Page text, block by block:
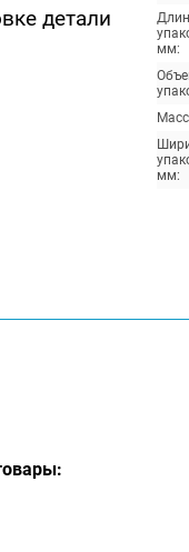
детали
мм:
мм: